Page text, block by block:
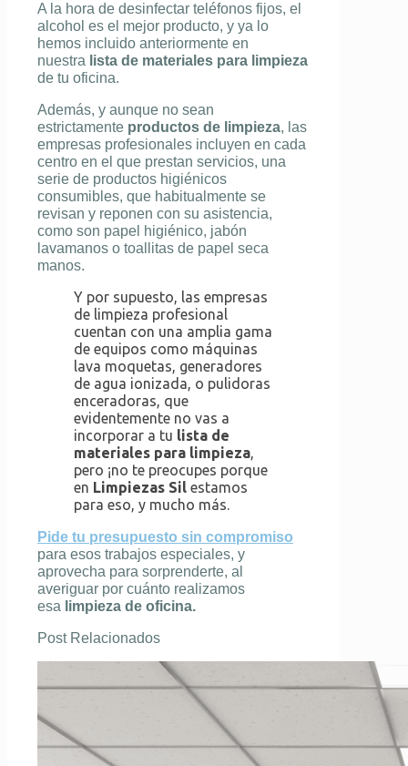
A la hora de desinfectar teléfonos fijos, el
alcohol es el mejor producto, y ya lo
hemos incluido anteriormente en
nuestra lista de materiales para limpieza
de tu oficina.
Además, y aunque no sean
estrictamente productos de limpieza, las
empresas profesionales incluyen en cada
centro en el que prestan servicios, una
serie de productos higiénicos
consumibles, que habitualmente se
revisan y reponen con su asistencia,
como son papel higiénico, jabón
lavamanos o toallitas de papel seca
manos.
Y por supuesto, las empresas
de limpieza profesional
cuentan con una amplia gama
de equipos como máquinas
lava moquetas, generadores
de agua ionizada, o pulidoras
enceradoras, que
evidentemente no vas a
incorporar a tu lista de
materiales para limpieza,
pero ¡no te preocupes porque
en Limpiezas Sil estamos
para eso, y mucho más.
Pide tu presupuesto sin compromiso
para esos trabajos especiales, y
aprovecha para sorprenderte, al
averiguar por cuánto realizamos
esa limpieza de oficina.
Post Relacionados